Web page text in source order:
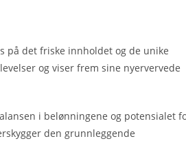
på det friske innholdet og de unike
og viser frem sine nyervervede
i belønningene og potensialet
den grunnleggende